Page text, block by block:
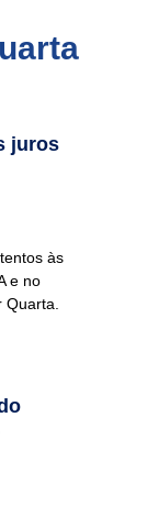
juros
às
e no